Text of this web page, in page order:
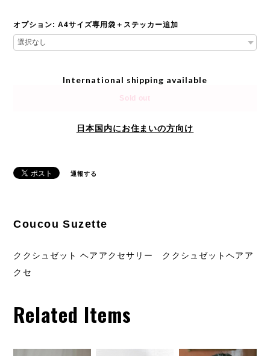
オプション: A4サイズ専用袋＋ステッカー追加
International shipping available
Sold out
日本国内にお住まいの方向け
通報する
Coucou Suzette
ククシュゼット ヘアアクセサリー ククシュゼットヘアア
クセ
Related Items